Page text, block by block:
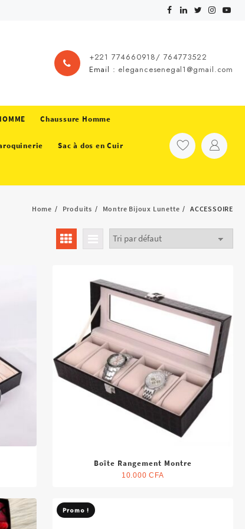
+221 774660918/ 764773522
Email : elegancesenegal1@gmail.com
Chaussure Homme
Sac à dos en Cuir
Home Produits Montre Bijoux Lunette ACCESSOIRE
Boîte Rangement Montre
10.000CFA
Promo !